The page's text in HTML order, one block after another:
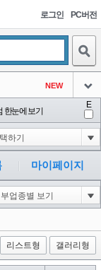
로그인 PC버전
NEW
아이콘
아이콘
아이콘
NEW
아이콘
-16
한눈에 보기
E
마이페이지
리스트형 갤러리형